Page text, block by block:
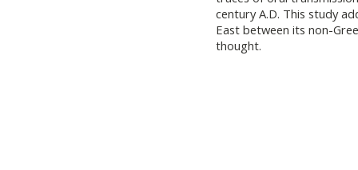
century A.D. This study
East between its non-
thought.